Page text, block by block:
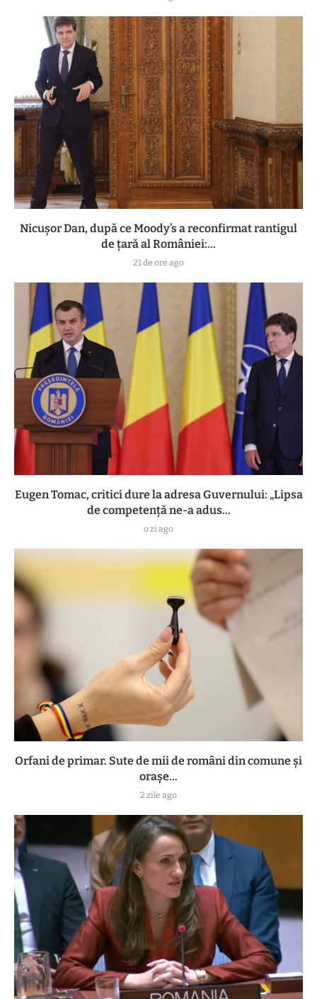
Nicușor Dan, după ce Moody’s a reconfirmat rantigul
de țară al României:...
21 de ore ago
Eugen Tomac, critici dure la adresa Guvernului: „Lipsa
de competență ne-a adus...
o zi ago
Orfani de primar. Sute de mii de români din comune și
orașe...
2 zile ago